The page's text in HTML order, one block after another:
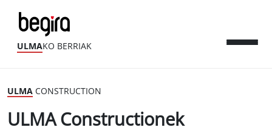
ULMAKO BERRIAK
ULMA CONSTRUCTION
ULMA Constructionek